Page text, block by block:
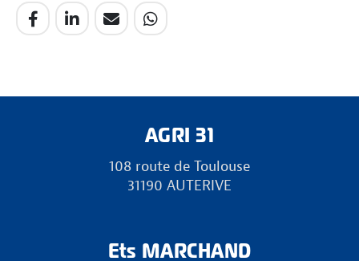
AGRI 31
108 route de Toulouse
31190 AUTERIVE
Ets MARCHAND